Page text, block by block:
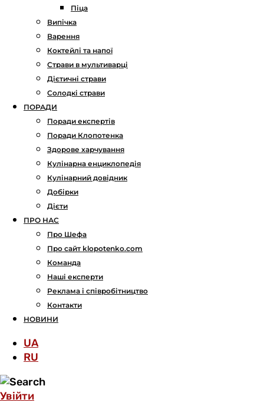
Піца
Випічка
Варення
Коктейлі та напої
Страви в мультиварці
Дієтичні страви
Солодкі страви
ПОРАДИ
Поради експертів
Поради Клопотенка
Здорове харчування
Кулінарна енциклопедія
Кулінарний довідник
Добірки
Дієти
ПРО НАС
Про Шефа
Про сайт klopotenko.com
Команда
Наші експерти
Реклама і співробітництво
Контакти
НОВИНИ
UA
RU
Увійти